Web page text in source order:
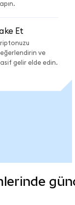
Et
ve
gelir elde edin.